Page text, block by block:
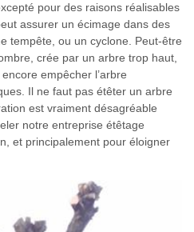
pour des raisons réalisables
assurer un écimage dans des
tempête, ou un cyclone. Peut-être
crée par un arbre trop haut,
empêcher l’arbre
Il ne faut pas étêter un arbre
est vraiment désagréable
notre entreprise étêtage
et principalement pour éloigner